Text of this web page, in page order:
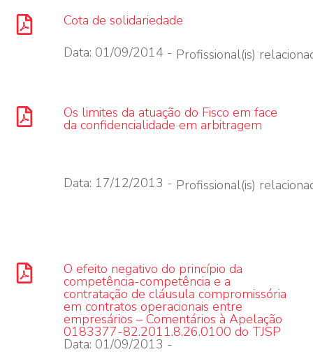
Cota de solidariedade
Data: 01/09/2014 - Profissional(is)
Os limites da atuação do Fisco em face
da confidencialidade em arbitragem
Data: 17/12/2013 - Profissional(is)
O efeito negativo do princípio da
competência-competência e a
contratação de cláusula compromissória
em contratos operacionais entre
empresários – Comentários à Apelação
0183377-82.2011.8.26.0100 do TJSP
Data: 01/09/2013 -